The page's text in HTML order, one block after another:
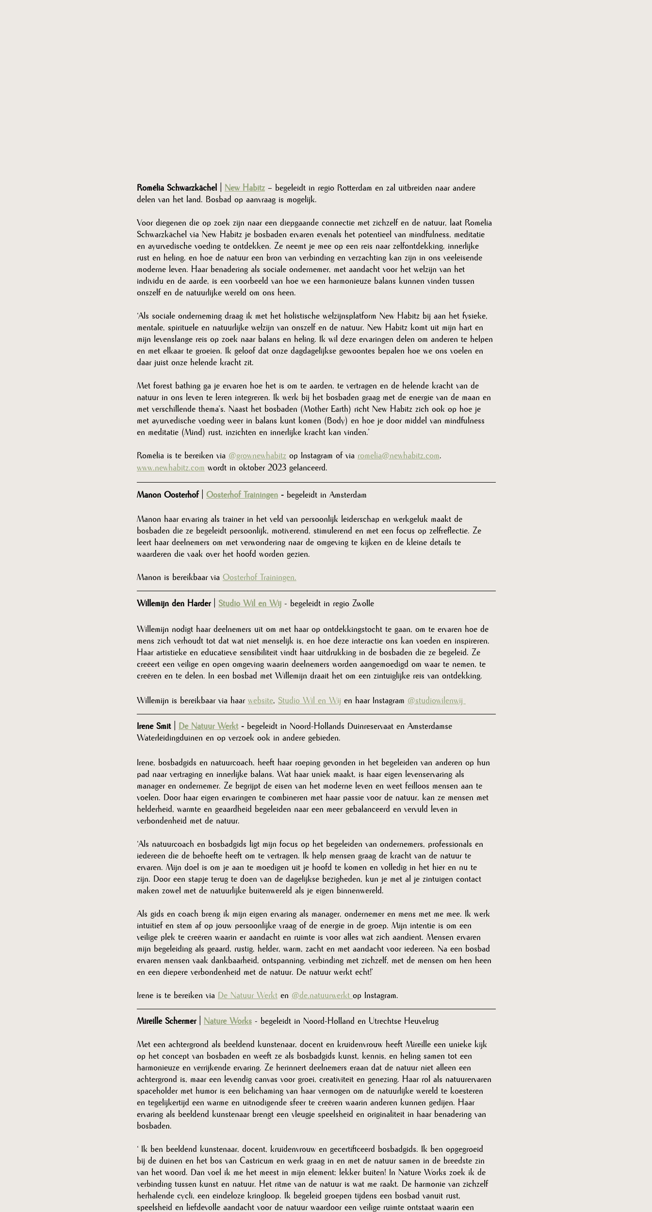
Romélia Schwarzkächel | New Habitz – begeleidt in regio Rotterdam en zal uitbreiden naar andere
delen van het land. Bosbad op aanvraag is mogelijk.
Voor diegenen die op zoek zijn naar een diepgaande connectie met zichzelf en de natuur, laat Romélia
Schwarzkächel via New Habitz je bosbaden ervaren evenals het potentieel van mindfulness, meditatie
en ayurvedische voeding te ontdekken. Ze neemt je mee op een reis naar zelfontdekking, innerlijke
rust en heling, en hoe de natuur een bron van verbinding en verzachting kan zijn in ons veeleisende
moderne leven. Haar benadering als sociale ondernemer, met aandacht voor het welzijn van het
individu en de aarde, is een voorbeeld van hoe we een harmonieuze balans kunnen vinden tussen
onszelf en de natuurlijke wereld om ons heen.
‘Als sociale onderneming draag ik met het holistische welzijnsplatform New Habitz bij aan het fysieke,
mentale, spirituele en natuurlijke welzijn van onszelf en de natuur. New Habitz komt uit mijn hart en
mijn levenslange reis op zoek naar balans en heling. Ik wil deze ervaringen delen om anderen te helpen
en met elkaar te groeien. Ik geloof dat onze dagdagelijkse gewoontes bepalen hoe we ons voelen en
daar juist onze helende kracht zit.
Met forest bathing ga je ervaren hoe het is om te aarden, te vertragen en de helende kracht van de
natuur in ons leven te leren integreren. Ik werk bij het bosbaden graag met de energie van de maan en
met verschillende thema’s. Naast het bosbaden (Mother Earth) richt New Habitz zich ook op hoe je
met ayurvedische voeding weer in balans kunt komen (Body) en hoe je door middel van mindfulness
en meditatie (Mind) rust, inzichten en innerlijke kracht kan vinden.’
Romélia is te bereiken via @grownewhabitz op Instagram of via romelia@newhabitz.com.
www.newhabitz.com wordt in oktober 2023 gelanceerd.
Manon Oosterhof | Oosterhof Trainingen - begeleidt in Amsterdam
Manon haar ervaring als trainer in het veld van persoonlijk leiderschap en werkgeluk maakt de
bosbaden die ze begeleidt persoonlijk, motiverend, stimulerend en met een focus op zelfreflectie. Ze
leert haar deelnemers om met verwondering naar de omgeving te kijken en de kleine details te
waarderen die vaak over het hoofd worden gezien.
Manon is bereikbaar via Oosterhof Trainingen.
Willemijn den Harder | Studio Wil en Wij - begeleidt in regio Zwolle
Willemijn nodigt haar deelnemers uit om met haar op ontdekkingstocht te gaan, om te ervaren hoe de
mens zich verhoudt tot dat wat niet menselijk is, en hoe deze interactie ons kan voeden en inspireren.
Haar artistieke en educatieve sensibiliteit vindt haar uitdrukking in de bosbaden die ze begeleid. Ze
creëert een veilige en open omgeving waarin deelnemers worden aangemoedigd om waar te nemen, te
creëren en te delen. In een bosbad met Willemijn draait het om een zintuiglijke reis van ontdekking.
Willemijn is bereikbaar via haar website, Studio Wil en Wij en haar Instagram @studiowilenwij
Irene Smit | De Natuur Werkt - begeleidt in Noord-Hollands Duinreservaat en Amsterdamse
Waterleidingduinen en op verzoek ook in andere gebieden.
Irene, bosbadgids en natuurcoach, heeft haar roeping gevonden in het begeleiden van anderen op hun
pad naar vertraging en innerlijke balans. Wat haar uniek maakt, is haar eigen levenservaring als
manager en ondernemer. Ze begrijpt de eisen van het moderne leven en weet feilloos mensen aan te
voelen. Door haar eigen ervaringen te combineren met haar passie voor de natuur, kan ze mensen met
helderheid, warmte en geaardheid begeleiden naar een meer gebalanceerd en vervuld leven in
verbondenheid met de natuur.
‘Als natuurcoach en bosbadgids ligt mijn focus op het begeleiden van ondernemers, professionals en
iedereen die de behoefte heeft om te vertragen. Ik help mensen graag de kracht van de natuur te
ervaren. Mijn doel is om je aan te moedigen uit je hoofd te komen en volledig in het hier en nu te
zijn. Door een stapje terug te doen van de dagelijkse bezigheden, kun je met al je zintuigen contact
maken zowel met de natuurlijke buitenwereld als je eigen binnenwereld.
Als gids en coach breng ik mijn eigen ervaring als manager, ondernemer en mens met me mee. Ik werk
intuïtief en stem af op jouw persoonlijke vraag of de energie in de groep. Mijn intentie is om een
veilige plek te creëren waarin er aandacht en ruimte is voor alles wat zich aandient. Mensen ervaren
mijn begeleiding als geaard, rustig, helder, warm, zacht en met aandacht voor iedereen. Na een bosbad
ervaren mensen vaak dankbaarheid, ontspanning, verbinding met zichzelf, met de mensen om hen heen
en een diepere verbondenheid met de natuur. De natuur werkt echt!’
Irene is te bereiken via De Natuur Werkt en @de.natuurwerkt op Instagram.
Mireille Schermer | Nature Works - begeleidt in Noord-Holland en Utrechtse Heuvelrug
Met een achtergrond als beeldend kunstenaar, docent en kruidenvrouw heeft Mireille een unieke kijk
op het concept van bosbaden en weeft ze als bosbadgids kunst, kennis, en heling samen tot een
harmonieuze en verrijkende ervaring. Ze herinnert deelnemers eraan dat de natuur niet alleen een
achtergrond is, maar een levendig canvas voor groei, creativiteit en genezing. Haar rol als natuurervaren
spaceholder met humor is een belichaming van haar vermogen om de natuurlijke wereld te koesteren
en tegelijkertijd een warme en uitnodigende sfeer te creëren waarin anderen kunnen gedijen. Haar
ervaring als beeldend kunstenaar brengt een vleugje speelsheid en originaliteit in haar benadering van
bosbaden.
‘ Ik ben beeldend kunstenaar, docent, kruidenvrouw en gecertificeerd bosbadgids. Ik ben opgegroeid
bij de duinen en het bos van Castricum en werk graag in en met de natuur samen in de breedste zin
van het woord. Dan voel ik me het meest in mijn element; lekker buiten! In Nature Works zoek ik de
verbinding tussen kunst en natuur. Het ritme van de natuur is wat me raakt. De harmonie van zichzelf
herhalende cycli, een eindeloze kringloop. Ik begeleid groepen tijdens een bosbad vanuit rust,
speelsheid en liefdevolle aandacht voor de natuur waardoor een veilige ruimte ontstaat waarin een